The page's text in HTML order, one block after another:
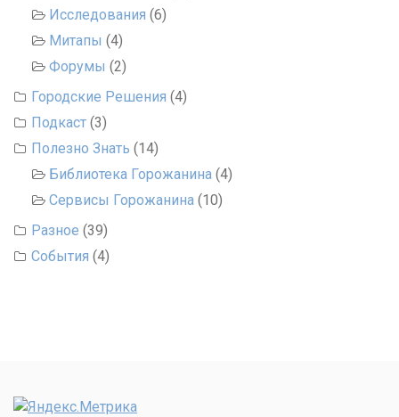
Исследования (6)
Митапы (4)
Форумы (2)
Городские Решения (4)
Подкаст (3)
Полезно Знать (14)
Библиотека Горожанина (4)
Сервисы Горожанина (10)
Разное (39)
События (4)